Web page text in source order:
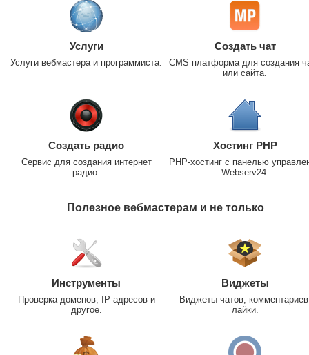
Услуги
Услуги вебмастера и программиста.
Создать чат
CMS платформа для создания
или сайта.
Создать радио
Сервис для создания интернет
радио.
Хостинг PHP
PHP-хостинг с панелью
Webserv24.
Полезное вебмастерам и не только
Инструменты
Проверка доменов, IP-адресов и
другое.
Виджеты
Виджеты чатов,
лайки.